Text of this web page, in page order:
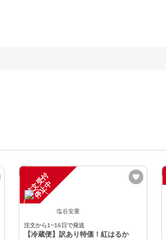
注
文
受
付
停
止
中
塩谷安重
注文から1~16日で発送
【冷蔵便】訳あり特価！紅はるか